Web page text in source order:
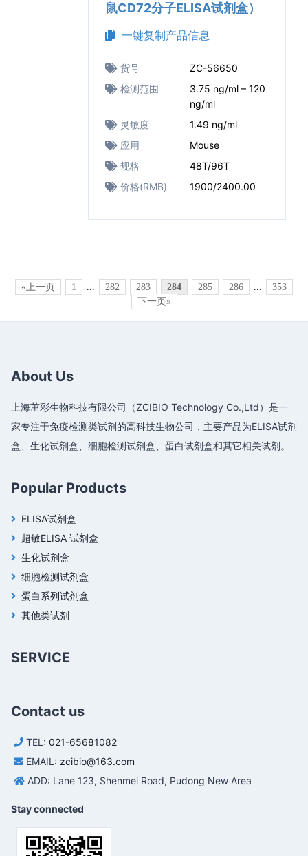
鼠CD72分子ELISA试剂盒）
一键复制产品信息
货号
ZC-56650
检测范围
3.75 ng/ml – 120
ng/ml
灵敏度
1.49 ng/ml
应用
Mouse
规格
48T/96T
价格(RMB)
1900/2400.00
«上一页 1 ... 282 283 284 285 286 ...
353
下一页»
About Us
上海茁彩生物科技有限公司（ZCIBIO Technology Co.,Ltd）是一
家专注于免疫检测类试剂的高科技生物公司，主要产品为ELISA试剂
盒、生化试剂盒、细胞检测试剂盒、蛋白试剂盒和其它相关试剂。
Popular Products
ELISA试剂盒
超敏ELISA 试剂盒
生化试剂盒
细胞检测试剂盒
蛋白系列试剂盒
其他类试剂
SERVICE
Contact us
TEL: 021-65681082
EMAIL: zcibio@163.com
ADD: Lane 123, Shenmei Road, Pudong New Area
Stay connected